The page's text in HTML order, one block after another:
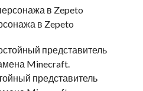
в Zepeto
представитель